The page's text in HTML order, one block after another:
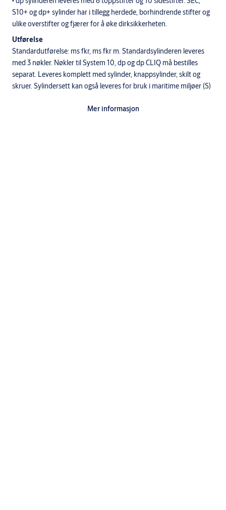
S10+ og dp+ sylinder har i tillegg herdede, borhindrende stifter og
ulike overstifter og fjærer for å øke dirksikkerheten.
Utførelse
Standardutførelse: ms fkr, ms fkr m. Standardsylinderen leveres
med 3 nøkler. Nøkler til System 10, dp og dp CLIQ må bestilles
separat. Leveres komplett med sylinder, knappsylinder, skilt og
skruer. Sylindersett kan også leveres for bruk i maritime miljøer (S)
Enkelsylinder med knappsylinderMer informasjon